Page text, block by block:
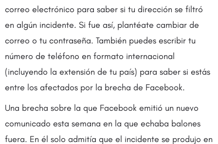
correo electrónico para saber si tu dirección se filtró
en algún incidente. Si fue así, plantéate cambiar de
correo o tu contraseña. También puedes escribir tu
número de teléfono en formato internacional
(incluyendo la extensión de tu país) para saber si estás
entre los afectados por la brecha de Facebook.
Una brecha sobre la que Facebook emitió un nuevo
comunicado esta semana en la que echaba balones
fuera. En él solo admitía que el incidente se produjo en